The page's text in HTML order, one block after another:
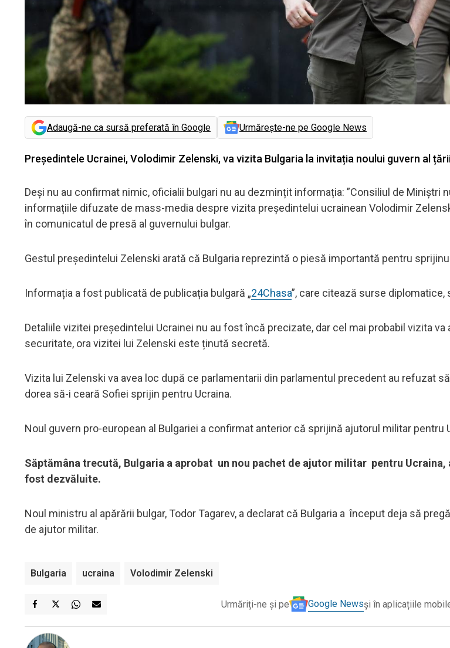
Adaugă-ne ca sursă preferată în Google Urmărește-ne pe Google News
Președintele Ucrainei, Volodimir Zelenski, va vizita Bulgaria la invitația noului guvern al
Deși nu au confirmat nimic, oficialii bulgari nu au dezmințit informația: ”Consiliul de Miniștri
informațiile difuzate de mass-media despre vizita președintelui ucrainean Volodimir
în comunicatul de presă al guvernului bulgar.
Gestul președintelui Zelenski arată că Bulgaria reprezintă o piesă importantă pentru
Informația a fost publicată de publicația bulgară „24Chasa”, care citează surse diplomatice,
Detaliile vizitei președintelui Ucrainei nu au fost încă precizate, dar cel mai probabil vizita va
securitate, ora vizitei lui Zelenski este ținută secretă.
Vizita lui Zelenski va avea loc după ce parlamentarii din parlamentul precedent au refuzat
dorea să-i ceară Sofiei sprijin pentru Ucraina.
Noul guvern pro-european al Bulgariei a confirmat anterior că sprijină ajutorul militar pentru
Săptămâna trecută, Bulgaria a aprobat un nou pachet de ajutor militar pentru Ucraina,
fost dezvăluite.
Noul ministru al apărării bulgar, Todor Tagarev, a declarat că Bulgaria a început deja să
de ajutor militar.
Bulgaria ucraina Volodimir Zelenski
Urmăriți-ne și pe Google Newsși în aplicațiile